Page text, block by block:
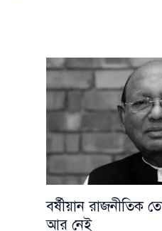
বর্ষীয়ান রাজনীতিক
আর নেই